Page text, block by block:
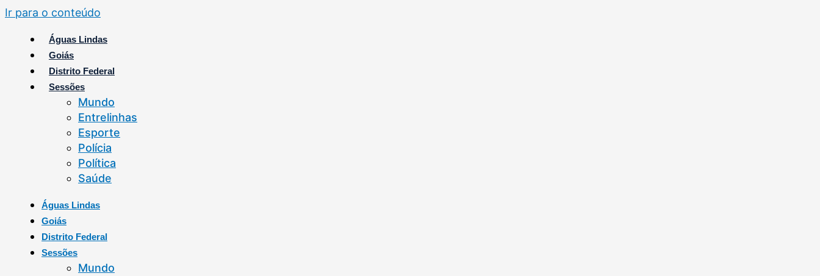
Ir para o conteúdo
Águas Lindas
Goiás
Distrito Federal
Sessões
Mundo
Entrelinhas
Esporte
Polícia
Política
Saúde
Águas Lindas
Goiás
Distrito Federal
Sessões
Mundo